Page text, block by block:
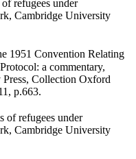
refugees under
Cambridge University
1951 Convention Relating
a commentary,
Collection Oxford
p.663.
of refugees under
Cambridge University